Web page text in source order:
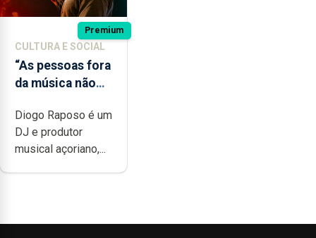
Premium
CULTURA E SOCIAL
“As pessoas fora
da música não
quão difícil é
produzir uma
música”
Diogo Raposo é um
DJ e produtor
musical açoriano,...